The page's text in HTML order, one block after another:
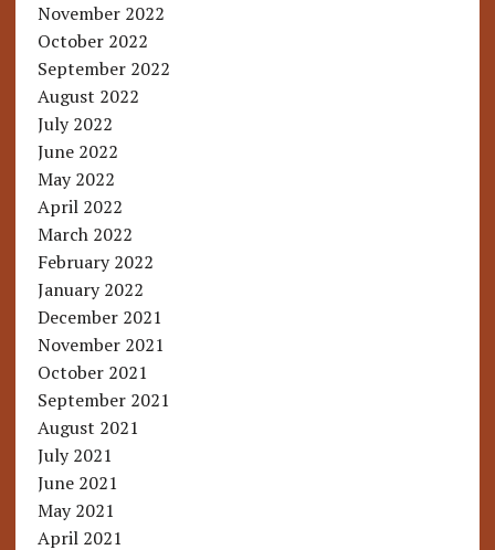
November 2022
October 2022
September 2022
August 2022
July 2022
June 2022
May 2022
April 2022
March 2022
February 2022
January 2022
December 2021
November 2021
October 2021
September 2021
August 2021
July 2021
June 2021
May 2021
April 2021